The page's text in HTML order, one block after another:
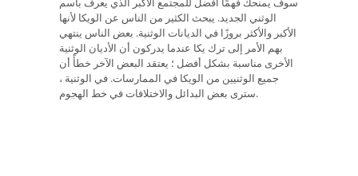
الوثني الجديد. يبحث الكثير من الناس عن الويكا لأنها
الأكبر والأكثر بروزًا في الديانات الوثنية. بعض الناس ينتهي
بهم الأمر إلى ترك يكا عندما يدركون أن الأديان الوثنية
الأخرى مناسبة بشكل أفضل ؛ يعتقد البعض الآخر خطأً أن
جميع الوثنيين من الويكا في الممارسات. في الوثنية ،
سترى بعض البدائل والاختلافات في خط الهجوم.